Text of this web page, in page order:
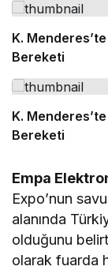
K.
Bereketi
K.
Bereketi
Empa
Expo’nun
alanında
olduğunu
olarak fuarda